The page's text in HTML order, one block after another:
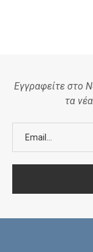
Εγγραφείτε στο
τα